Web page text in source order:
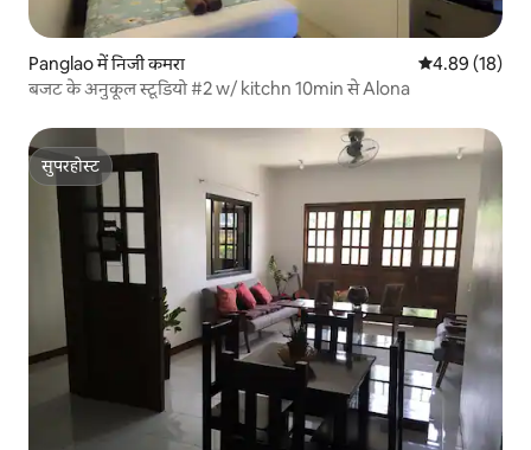
Panglao में निजी कमरा औसत रेटिंग 5 में
4.89 (18)
बजट के अनुकूल स्टूडियो #2 w/ kitchn 10min से Alona
सुपरहोस्ट
सुपरहोस्ट